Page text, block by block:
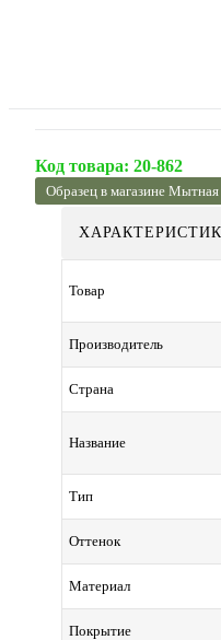
Код товара: 20-862
Образец в магазине Мытная
Товар
Производитель
Страна
Название
Тип
Оттенок
Материал
Покрытие